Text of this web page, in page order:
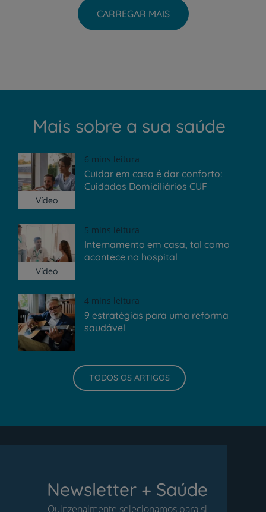
CARREGAR MAIS
Mais sobre a sua saúde
Vídeo
6 mins leitura
Cuidar em casa é dar conforto:
Cuidados Domiciliários CUF
Vídeo
5 mins leitura
Internamento em casa, tal como
acontece no hospital
4 mins leitura
9 estratégias para uma reforma
saudável
TODOS OS ARTIGOS
Newsletter + Saúde
Quinzenalmente selecionamos para si